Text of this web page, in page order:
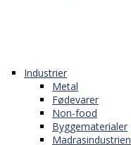
Industrier
Metal
Fødevarer
Non-food
Byggematerialer
Madrasindustrien